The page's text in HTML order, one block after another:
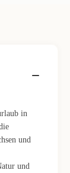
in
und
und